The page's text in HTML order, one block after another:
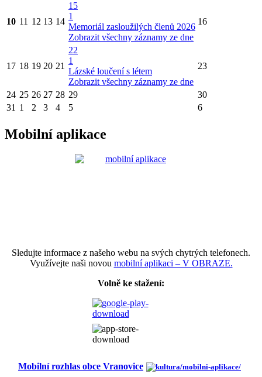
10 11 12 13 14
15
1
Memoriál zasloužilých členů 2026
Zobrazit všechny záznamy ze dne
16
17 18 19 20 21
22
1
Lázské loučení s létem
Zobrazit všechny záznamy ze dne
23
24 25 26 27 28 29
30
31 1 2 3 4 5 6
Mobilní aplikace
Sledujte informace z našeho webu na svých chytrých telefonech.
Využívejte naši novou mobilní aplikaci – V OBRAZE.
Volně ke stažení:
Mobilní rozhlas obce Vranovice